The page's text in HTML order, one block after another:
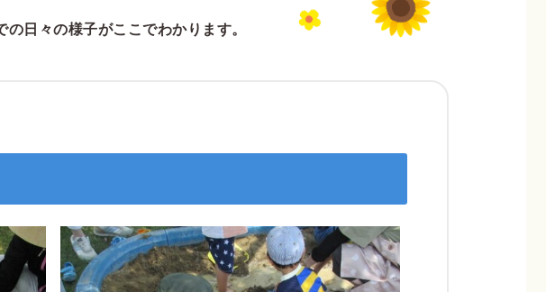
の日々の様子がここでわかります。